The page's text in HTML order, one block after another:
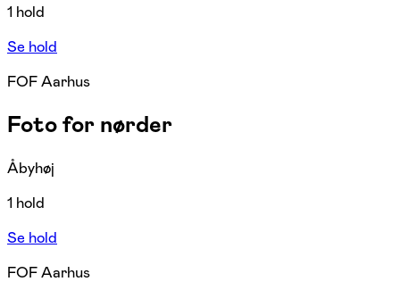
1 hold
Se hold
FOF Aarhus
Foto for nørder
Åbyhøj
1 hold
Se hold
FOF Aarhus